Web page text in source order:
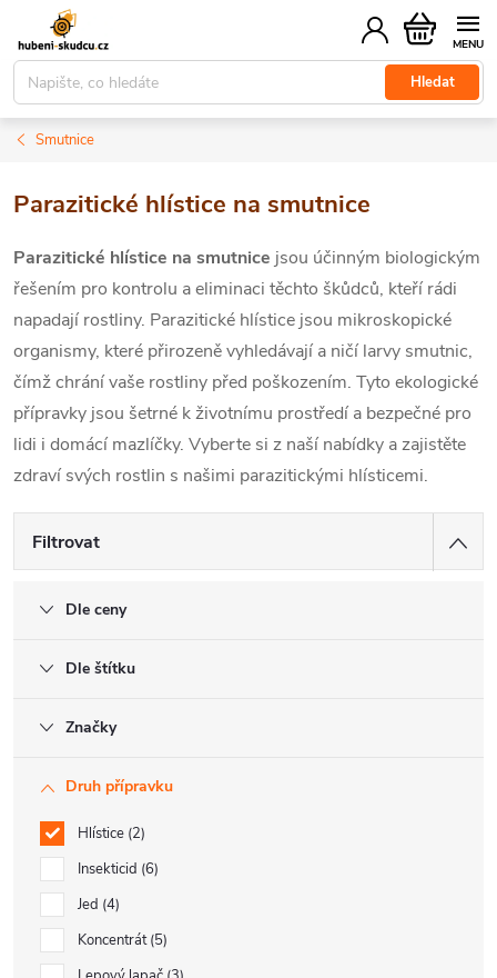
obsah
Hledat
Nákupní
košík
Smutnice
Parazitické hlístice na smutnice
Parazitické hlístice na smutnice jsou účinným biologickým
řešením pro kontrolu a eliminaci těchto škůdců, kteří rádi
napadají rostliny. Parazitické hlístice jsou mikroskopické
organismy, které přirozeně vyhledávají a ničí larvy smutnic,
čímž chrání vaše rostliny před poškozením. Tyto ekologické
přípravky jsou šetrné k životnímu prostředí a bezpečné pro
lidi i domácí mazlíčky. Vyberte si z naší nabídky a zajistěte
zdraví svých rostlin s našimi parazitickými hlísticemi.
Filtrovat
Dle ceny
Dle štítku
Značky
Druh přípravku
Hlístice 2
Insekticid 6
Jed 4
Koncentrát 5